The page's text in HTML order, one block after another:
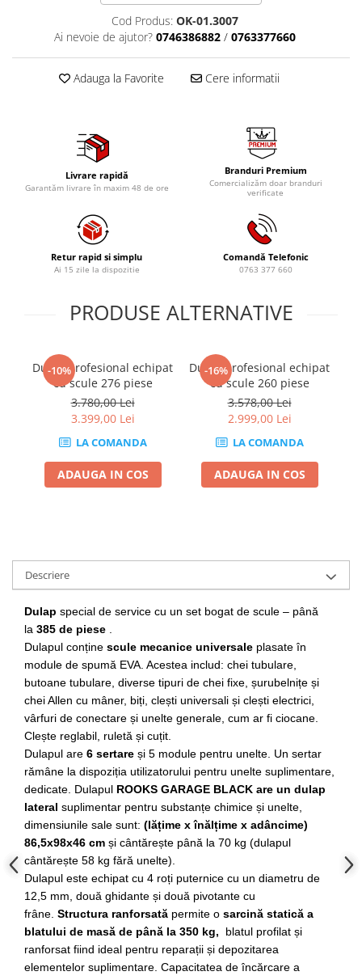
Accesorii schimb ulei
Recuperatoare de ulei
Scule Ajutatoare
Scule De Mana si Unelte
Aparate de nituit si capsat
Capsatoare tapiterie
Chei de Forta
Ciocane Dalti si Dornuri
Reparat Filete
Scule Electrice
Aeroterme si Incalzitoare
Aparate de spalat cu presiune
Aspiratoare industriale
Lampi si Lanterne
Masini de insurubat si gaurit
Pistoale electrice de impact
Polizoare unghiulare
Rindele
Slefuitoare electrice
Scule fixare distributie
Alfa romeo
Audi
Bmw
Chevrolet
Chrysler
Citroen
Dacia
Fiat
Ford
Jaguar
Jeep
Lancia
Land Rover
Mazda
Mercedes
Cod Produs: OK-01.3007
Ai nevoie de ajutor? 0746386882 / 0763377660
Adauga la Favorite Cere informatii
Livrare rapidă
Garantăm livrare în maxim 48 de ore
Branduri Premium
Comercializăm doar branduri
verificate
Retur rapid si simplu
Ai 15 zile la dispozitie
Comandă Telefonic
0763 377 660
PRODUSE ALTERNATIVE
-10%
Dulap profesional echipat
cu scule 276 piese
3.780,00 Lei
3.399,00 Lei
LA COMANDA
ADAUGA IN COS
-16%
Dulap profesional echipat
cu scule 260 piese
3.578,00 Lei
2.999,00 Lei
LA COMANDA
ADAUGA IN COS
Descriere
Dulap special de service cu un set bogat de scule – până
la 385 de piese
Dulapul conține scule mecanice universale plasate în
module de spumă EVA. Acestea includ: chei tubulare,
butoane tubulare, diverse tipuri de chei fixe, șurubelnițe și
chei Allen cu mâner, biți, clești universali și clești electrici,
vârfuri de conectare și unelte generale, cum ar fi ciocane.
Clește reglabil, ruletă și cuțit.
Dulapul are 6 sertare și 5 module pentru unelte. Un sertar
rămâne la dispoziția utilizatorului pentru unelte suplimentare,
dedicate. Dulapul ROOKS GARAGE BLACK are un dulap
lateral suplimentar pentru substanțe chimice și unelte,
dimensiunile sale sunt: ​​(lățime x înălțime x adâncime)
86,5x98x46 cm și cântărește până la 70 kg (dulapul
cântărește 58 kg fără unelte).
Dulapul este echipat cu 4 roți puternice cu un diametru de
12,5 mm, două ghidante și două pivotante cu
frâne. Structura ranforsată permite o sarcină statică a
blatului de masă de până la 350 kg, blatul profilat și
ranforsat fiind ideal pentru reparații și depozitarea
elementelor suplimentare. Capacitatea de încărcare a